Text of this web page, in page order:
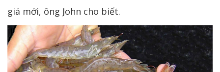
giá mới, ông John cho biết.